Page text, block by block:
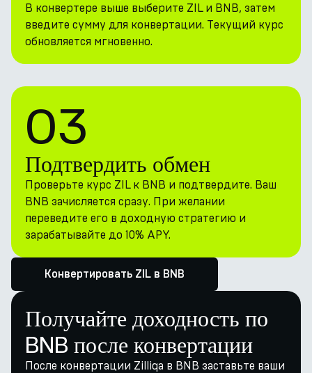
В конвертере выше выберите ZIL и BNB, затем
введите сумму для конвертации. Текущий курс
обновляется мгновенно.
03
Подтвердить обмен
Проверьте курс ZIL к BNB и подтвердите. Ваш
BNB зачисляется сразу. При желании
переведите его в доходную стратегию и
зарабатывайте до 10% APY.
Конвертировать ZIL в BNB
Получайте доходность по
BNB после конвертации
После конвертации Zilliqa в BNB заставьте ваши